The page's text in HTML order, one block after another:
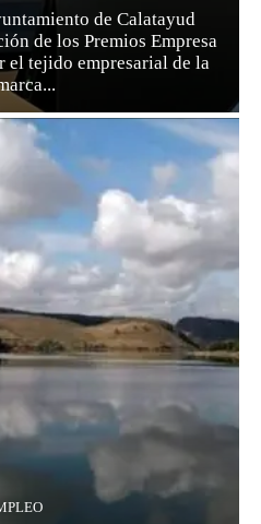
de Calatayud
de los Premios Empresa
el tejido empresarial de la